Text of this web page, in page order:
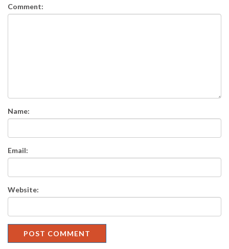
Comment:
Name:
Email:
Website: